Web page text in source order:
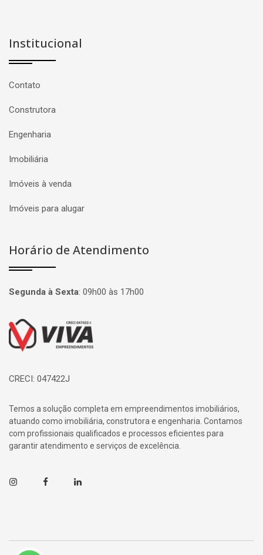
Institucional
Contato
Construtora
Engenharia
Imobiliária
Imóveis à venda
Imóveis para alugar
Horário de Atendimento
Segunda à Sexta: 09h00 às 17h00
Página inicial
CRECI: 047422J
Temos a solução completa em empreendimentos imobiliários,
atuando como imobiliária, construtora e engenharia. Contamos
com profissionais qualificados e processos eficientes para
garantir atendimento e serviços de excelência.
InstagramFacebookLinkedin